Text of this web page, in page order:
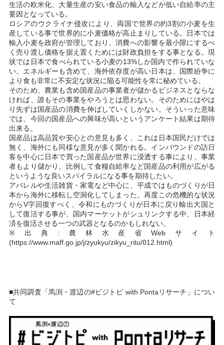
生活の欧米化、大量生産の安い食品の輸入などが低い自給率の主
要因となっている。
ロシアのウクライナ侵攻により、両国で世界の約3割の小麦を生
産している事で世界的に小麦価格が高止まりしている。日本では
輸入小麦を政府が管理しており、消費への影響を最小限にするべ
く売り渡し価格を据え置くためには財政負担をする事となる。現
状では日本で食べられている小麦の13%しか国内で作られていな
い。エネルギーも含めて、海外依存度が高い日本は、国際紛争に
より食も非常に不安定な状況に陥る可能性を常に秘めている。
そのため、農業も含め国産品の事業者が儲かるビジネスとならな
ければ、誰もその事業をやろうとは思わない。そのためにはやは
り先ずは国産品の消費を伸ばしていくしかない。そういった意味
では、今回の国産品への興味が高いというアンケート結果は期待
出来る。
国産品は高品質や安心との意見も多く、これは日本国民だけでは
無く、海外にも同様な意見が多く聞かれる。インバウンドの訪日
客を中心に日本で買った国産品が世界に浸透する事により、事業
者もより儲かり、比例して食糧自給率など国産品の利用が広がる
というような良いスパイラルになる事を期待したい。
アパレルや生活雑貨・家電など中心に、平成ではものづくりが日
本から海外に移転し空洞化してしまった。再度この危機的な状況
からV字回復すべく、令和にものづくりが日本に戻り輸出大国と
して復活する事が、国内マーケットがシュリンクする中、日本経
済を復活させる一つの武器となるのかもしれない。
※出典:農林水産省Webサイト
(https://www.maff.go.jp/j/zyukyu/zikyu_ritu/012.html)
■共同調査「馬渕・渡辺の#ビジトピ with Pontaリサーチ」につい
て